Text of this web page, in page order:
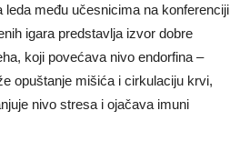
leda među učesnicima na konferenciji
igara predstavlja izvor dobre
koji povećava nivo endorfina –
opuštanje mišića i cirkulaciju krvi,
nivo stresa i ojačava imuni